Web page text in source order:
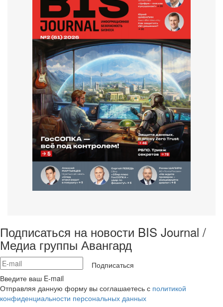
Подписаться на новости BIS Journal /
Медиа группы Авангард
Подписаться
Введите ваш E-mail
Отправляя данную форму вы соглашаетесь с политикой
конфиденциальности персональных данных